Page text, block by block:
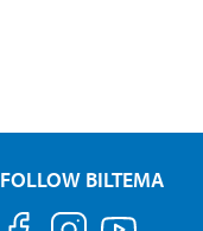
FOLLOW BILTEMA